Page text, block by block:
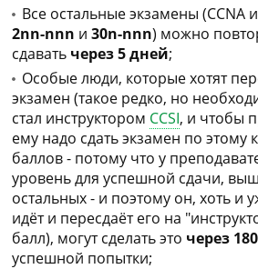
Все остальные экзамены (CCNA
2nn-nnn и 30n-nnn) можно
сдавать через 5 дней;
Особые люди, которые хотят
экзамен (такое редко, но
стал инструктором CCSI, и чтобы
ему надо сдать экзамен по этому
баллов - потому что у
уровень для успешной сдачи,
остальных - и поэтому он, хоть и
идёт и пересдаёт его на
балл), могут сделать это через
успешной попытки;